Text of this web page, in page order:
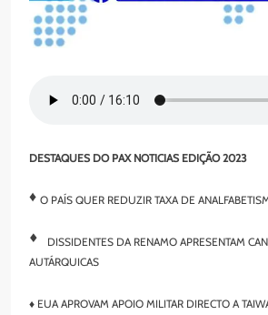
DESTAQUES DO PAX NOTICIAS EDIÇÃO 2023
♦ O PAÍS QUER REDUZIR TAXA DE
♦
DISSIDENTES DA RENAMO APRESENTAM
AUTÁRQUICAS
♦ EUA APROVAM APOIO MILITAR DIRECTO A